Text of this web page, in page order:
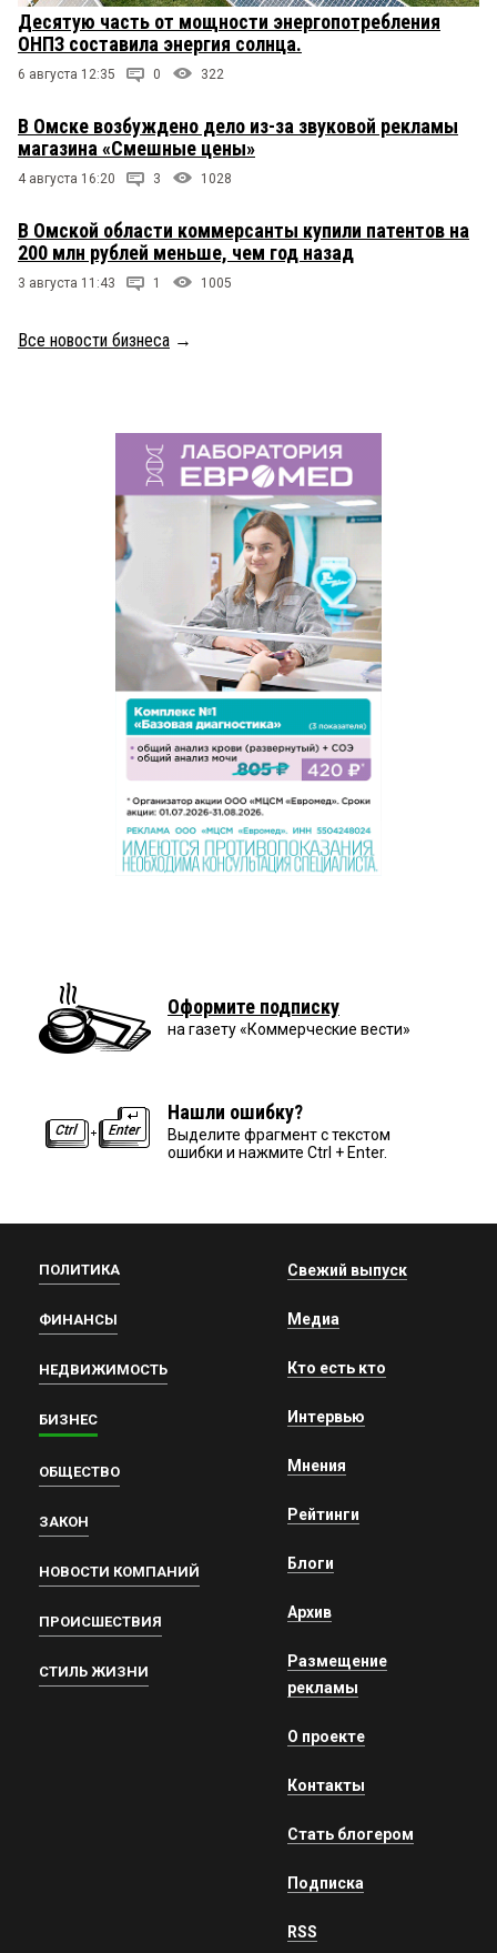
Десятую часть от мощности энергопотребления
ОНПЗ составила энергия солнца.
6 августа 12:35 0 322
В Омске возбуждено дело из-за звуковой рекламы
магазина «Смешные цены»
4 августа 16:20 3 1028
В Омской области коммерсанты купили патентов на
200 млн рублей меньше, чем год назад
3 августа 11:43 1 1005
Все новости бизнеса →
Оформите подписку
на газету «Коммерческие вести»
Нашли ошибку?
Выделите фрагмент с текстом
ошибки и нажмите Ctrl + Enter.
ПОЛИТИКА
ФИНАНСЫ
НЕДВИЖИМОСТЬ
БИЗНЕС
ОБЩЕСТВО
ЗАКОН
НОВОСТИ КОМПАНИЙ
ПРОИСШЕСТВИЯ
СТИЛЬ ЖИЗНИ
Свежий выпуск
Медиа
Кто есть кто
Интервью
Мнения
Рейтинги
Блоги
Архив
Размещение
рекламы
О проекте
Контакты
Стать блогером
Подписка
RSS